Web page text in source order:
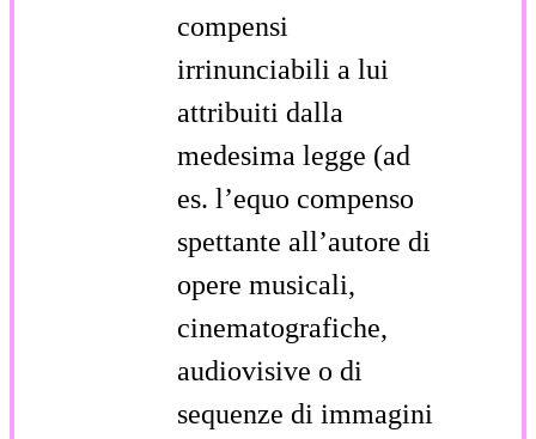
compensi
irrinunciabili a lui
attribuiti dalla
medesima legge (ad
es. l’equo compenso
spettante all’autore di
opere musicali,
cinematografiche,
audiovisive o di
sequenze di immagini